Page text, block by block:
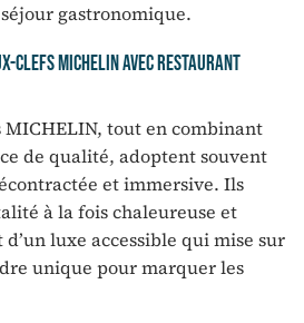
gastronomique.
Clefs MICHELIN avec restaurant
MICHELIN, tout en combinant
de qualité, adoptent souvent
et immersive. Ils
à la fois chaleureuse et
luxe accessible qui mise sur
unique pour marquer les